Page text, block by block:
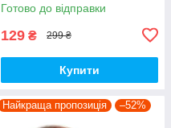
Готово до відправки
129 ₴ 299 ₴
Купити
Найкраща пропозиція –52%